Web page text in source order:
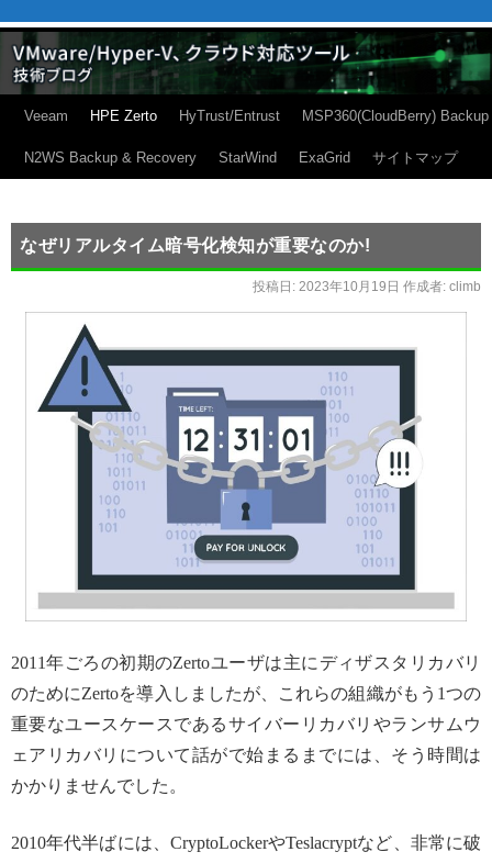
Veeam HPE Zerto HyTrust/Entrust MSP360(CloudBerry) Backup
N2WS Backup & Recovery StarWind ExaGrid サイトマップ
なぜリアルタイム暗号化検知が重要なのか!
投稿日: 2023年10月19日 作成者: climb
2011年ごろの初期のZertoユーザは主にディザスタリカバリ
のためにZertoを導入しましたが、これらの組織がもう1つの
重要なユースケースであるサイバーリカバリやランサムウ
ェアリカバリについて話がで始まるまでには、そう時間は
かかりませんでした。
2010年代半ばには、CryptoLockerやTeslacryptなど、非常に破